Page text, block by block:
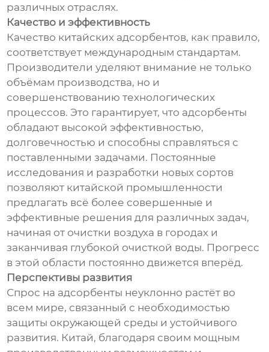
различных отраслях.
Качество и эффективность
Качество китайских адсорбентов, как правило,
соответствует международным стандартам.
Производители уделяют внимание не только
объёмам производства, но и
совершенствованию технологических
процессов. Это гарантирует, что адсорбенты
обладают высокой эффективностью,
долговечностью и способны справляться с
поставленными задачами. Постоянные
исследования и разработки новых сортов
позволяют китайской промышленности
предлагать всё более совершенные и
эффективные решения для различных задач,
начиная от очистки воздуха в городах и
заканчивая глубокой очисткой воды. Прогресс
в этой области постоянно движется вперёд.
Перспективы развития
Спрос на адсорбенты неуклонно растёт во
всем мире, связанный с необходимостью
защиты окружающей среды и устойчивого
развития. Китай, благодаря своим мощным